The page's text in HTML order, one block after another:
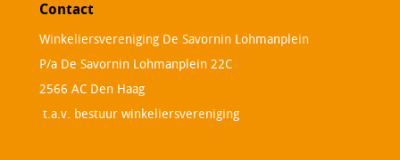
Contact
Winkeliersvereniging De Savornin Lohmanplein
P/a De Savornin Lohmanplein 22C
2566 AC Den Haag
t.a.v. bestuur winkeliersvereniging